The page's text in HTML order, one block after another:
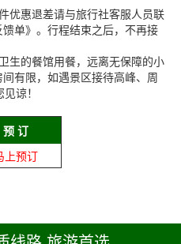
优惠退差请与旅行社客服人员联
单》。行程结束之后，不再接
生的餐馆用餐，远离无保障的小
有限，如遇景区接待高峰、周
谅！
预 订
上预订